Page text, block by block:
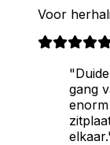
Voor
gang